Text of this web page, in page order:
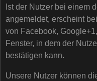
Ist der Nutzer bei einem
angemeldet, erscheint
von Facebook,
Fenster, in dem der
bestätigen kann.
Unsere Nutzer können